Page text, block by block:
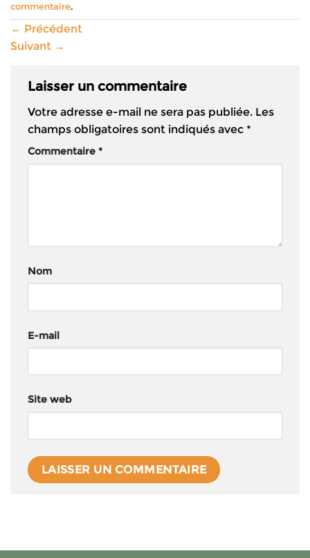
commentaire.
← Précédent
Suivant →
Laisser un commentaire
Votre adresse e-mail ne sera pas publiée. Les
champs obligatoires sont indiqués avec *
Commentaire *
Nom
E-mail
Site web